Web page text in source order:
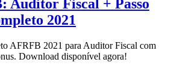
Auditor Fiscal + Passo
2021
AFRFB 2021 para Auditor Fiscal com
Download disponível agora!